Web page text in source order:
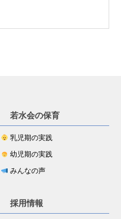
若水会の保育
乳児期の実践
幼児期の実践
みんなの声
採用情報